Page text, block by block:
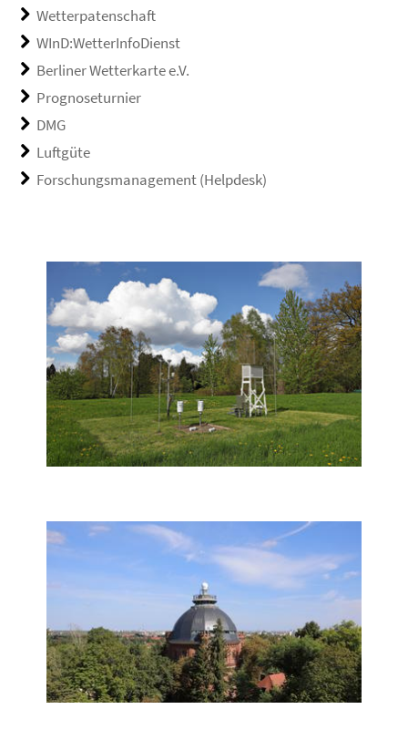
Wetterpatenschaft
WInD:WetterInfoDienst
Berliner Wetterkarte e.V.
Prognoseturnier
DMG
Luftgüte
Forschungsmanagement (Helpdesk)